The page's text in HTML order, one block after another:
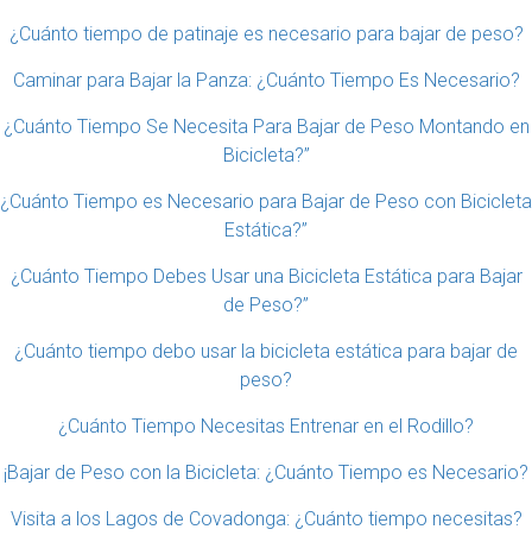
¿Cuánto tiempo de patinaje es necesario para bajar de peso?
Caminar para Bajar la Panza: ¿Cuánto Tiempo Es Necesario?
¿Cuánto Tiempo Se Necesita Para Bajar de Peso Montando en
Bicicleta?”
¿Cuánto Tiempo es Necesario para Bajar de Peso con Bicicleta
Estática?”
¿Cuánto Tiempo Debes Usar una Bicicleta Estática para Bajar
de Peso?”
¿Cuánto tiempo debo usar la bicicleta estática para bajar de
peso?
¿Cuánto Tiempo Necesitas Entrenar en el Rodillo?
¡Bajar de Peso con la Bicicleta: ¿Cuánto Tiempo es Necesario?
Visita a los Lagos de Covadonga: ¿Cuánto tiempo necesitas?